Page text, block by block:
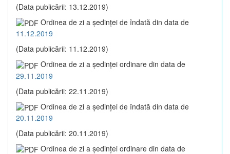
(Data publicării: 13.12.2019)
Ordinea de zi a şedinţei de îndată din data de
11.12.2019
(Data publicării: 11.12.2019)
Ordinea de zi a şedinţei ordinare din data de
29.11.2019
(Data publicării: 22.11.2019)
Ordinea de zi a şedinţei de îndată din data de
20.11.2019
(Data publicării: 20.11.2019)
Ordinea de zi a şedinţei ordinare din data de